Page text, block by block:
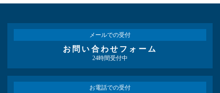
メールでの受付
お問い合わせフォーム
24時間受付中
お電話での受付